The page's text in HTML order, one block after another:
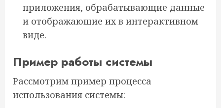
приложения, обрабатывающие данные
и отображающие их в интерактивном
виде.
Пример работы системы
Рассмотрим пример процесса
использования системы: